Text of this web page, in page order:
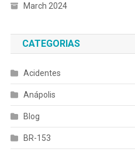
March 2024
CATEGORIAS
Acidentes
Anápolis
Blog
BR-153